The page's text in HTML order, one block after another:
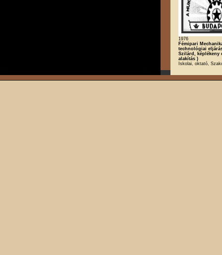
1976
Fémipari
technológiai
Szilárd, képlékeny
alakítás )
Iskolai, oktató,